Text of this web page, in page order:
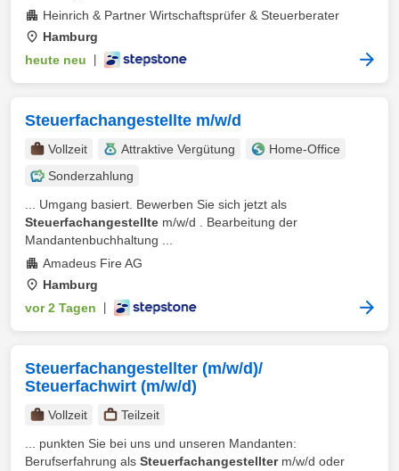
Heinrich & Partner Wirtschaftsprüfer & Steuerberater
Hamburg
heute neu
Steuerfachangestellte m/w/d
Vollzeit Attraktive Vergütung
Home-Office
Sonderzahlung
... Umgang basiert. Bewerben Sie sich jetzt als
Steuerfachangestellte m/w/d . Bearbeitung der
Mandantenbuchhaltung ...
Amadeus Fire AG
Hamburg
vor 2 Tagen
Steuerfachangestellter (m/w/d)/
Steuerfachwirt (m/w/d)
Vollzeit
Teilzeit
... punkten Sie bei uns und unseren Mandanten:
Berufserfahrung als Steuerfachangestellterm/w/d oder